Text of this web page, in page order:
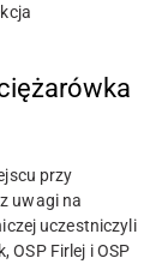
przy
uwagi na
uczestniczyli
OSP Firlej i OSP